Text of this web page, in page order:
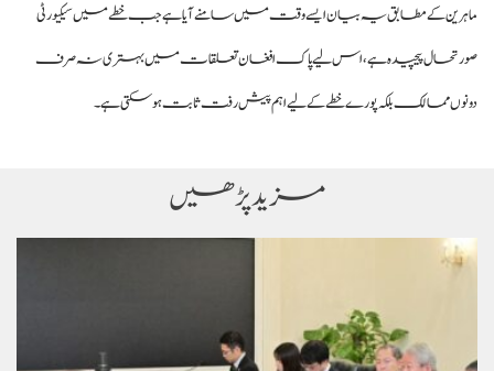
ماہرین کے مطابق یہ بیان ایسے وقت میں سامنے آیا ہے جب خطے میں سیکیورٹی
صورتحال پیچیدہ ہے، اس لیے پاک افغان تعلقات میں بہتری نہ صرف
دونوں ممالک بلکہ پورے خطے کے لیے اہم پیش رفت ثابت ہو سکتی ہے۔
مزید پڑھیں